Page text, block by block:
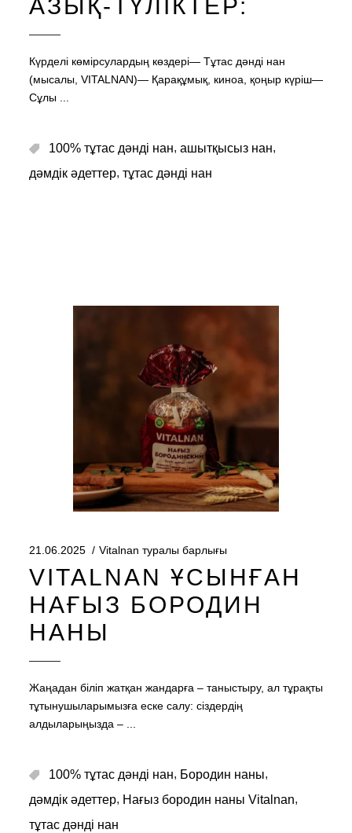
АЗЫҚ-ТҮЛІКТЕР:
Күрделі көмірсулардың көздері— Тұтас дәнді нан
(мысалы, VITALNAN)— Қарақұмық, киноа, қоңыр күріш—
Сұлы
100% тұтас дәнді нан, ашытқысыз нан,
дәмдік әдеттер, тұтас дәнді нан
21.06.2025 Vitalnan туралы барлығы
VITALNAN ҰСЫНҒАН
НАҒЫЗ БОРОДИН
НАНЫ
Жаңадан біліп жатқан жандарға – таныстыру, ал тұрақты
тұтынушыларымызға еске салу: сіздердің
алдыларыңызда –
100% тұтас дәнді нан, Бородин наны,
дәмдік әдеттер, Нағыз бородин наны Vitalnan,
тұтас дәнді нан